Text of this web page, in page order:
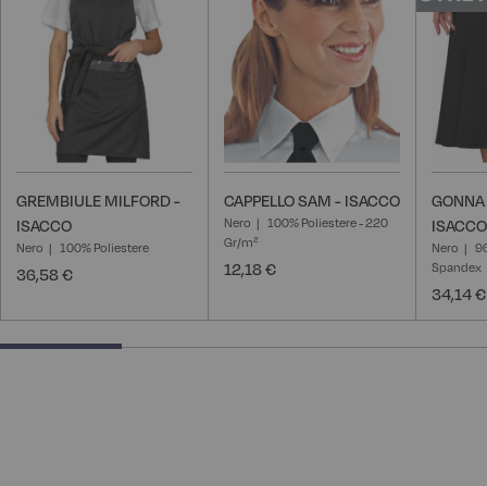
desideri
GREMBIULE MILFORD -
ISACCO
Nero 100% Poliestere
36,58 €
desideri
CAPPELLO SAM - ISACCO
Nero
100% Poliestere - 220
Gr/m²
12,18 €
ISACCO
Nero
Spandex
34,14 €
25% completed